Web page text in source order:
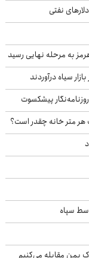
به مرحله نهایی رسید
سیاه درآوردند
پیشکسوت
سپاه
یمن مقابله می‌کنیم